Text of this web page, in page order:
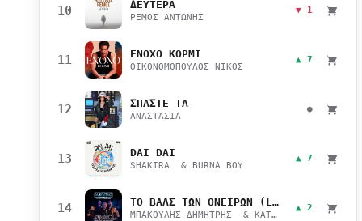
10 ΔΕΥΤΕΡΑ
ΡΕΜΟΣ ΑΝΤΩΝΗΣ
▼ 1
11 ΕΝΟΧΟ ΚΟΡΜΙ
ΟΙΚΟΝΟΜΟΠΟΥΛΟΣ ΝΙΚΟΣ
▲ 7
12 ΣΠΑΣΤΕ ΤΑ
ΑΝΑΣΤΑΣΙΑ
●
13 DAI DAI
SHAKIRA & BURNA BOY
▲ 7
14 ΤΟ ΒΑΛΣ ΤΩΝ ΟΝΕΙΡΩΝ (LIVE)
ΜΠΑΚΟΥΛΗΣ ΔΗΜΗΤΡΗΣ & ΚΑΤΣΙΜΙΧΑ ΜΑΡΙΑΝΑ
▲ 2